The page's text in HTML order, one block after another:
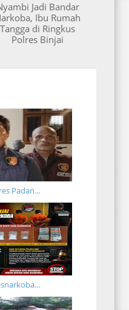
Jadi Bandar
Ibu Rumah
Tangga di Ringkus
Polres Binjai
Padan...